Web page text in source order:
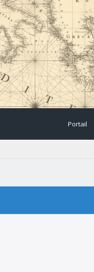
Portail